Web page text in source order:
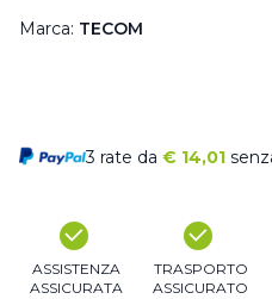
Marca: TECOM
3 rate da € 14,01
ASSISTENZA
ASSICURATA
TRASPORTO
ASSICURATO